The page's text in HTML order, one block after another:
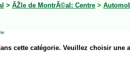
> ÃŽle de MontrÃ©al: Centre >
cette catégorie. Veuillez choisir une